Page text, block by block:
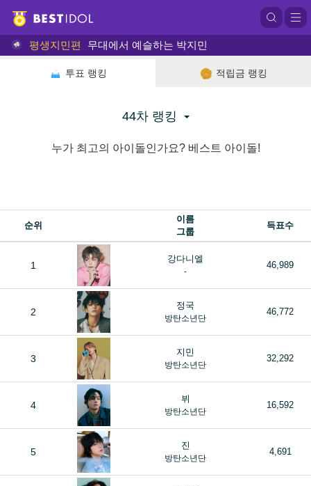
평생지민편 무대에서 예슬하는 박지민
투표 랭킹 적립금 랭킹
44차 랭킹
누가 최고의 아이돌인가요? 베스트 아이돌!
순위
이름
그룹
득표수
1
강다니엘
-
46,989
2
정국
방탄소년단
46,772
3
지민
방탄소년단
32,292
4
뷔
방탄소년단
16,592
5
진
방탄소년단
4,691